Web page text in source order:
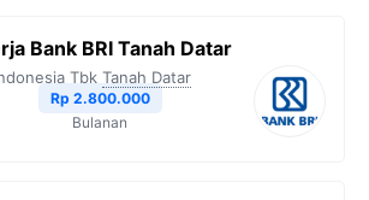
Bank BRI Tanah Datar
Tbk Tanah Datar
Rp 2.800.000
Bulanan